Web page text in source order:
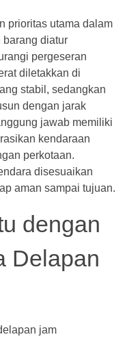
prioritas utama dalam
barang diatur
pergeseran
diletakkan di
stabil, sedangkan
dengan jarak
jawab memiliki
kendaraan
perkotaan.
disesuaikan
aman sampai tujuan.
dengan
Delapan
jam